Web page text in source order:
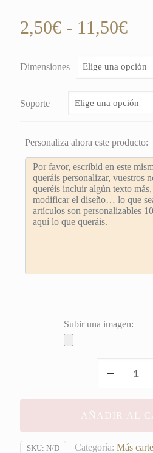
2,50€ - 11,50€
Dimensiones
Soporte
Personaliza ahora este producto:
Subir una imagen:
para
cantidad
AÑADIR AL
SKU: N/D Categoría: Más